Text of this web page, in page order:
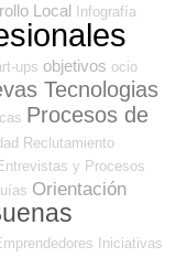
Local Infografía
ups objetivos ocio
Tecnologias
Procesos de
Reclutamiento
y Procesos
Orientación
Iniciativas